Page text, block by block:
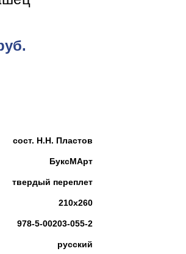
сост. Н.Н. Пластов
БуксМАрт
твердый переплет
210х260
978-5-00203-055-2
русский